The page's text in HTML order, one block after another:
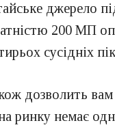
джерело
200 МП
сусідніх
дозволить вам
ринку немає